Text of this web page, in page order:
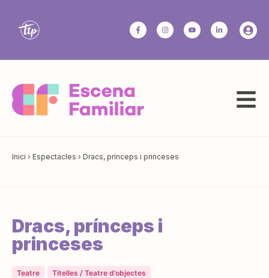
Inici › Espectacles › Dracs, prínceps i princeses
Dracs, prínceps i
princeses
Teatre Titelles / Teatre d’objectes